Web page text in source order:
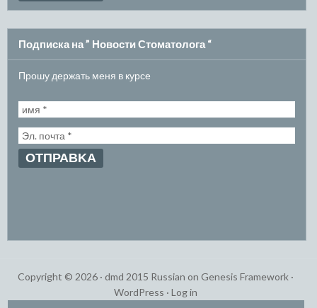
Подписка на ” Новости Стоматолога “
Прошу держать меня в курсе
Copyright © 2026 · dmd 2015 Russian on Genesis Framework ·
WordPress · Log in